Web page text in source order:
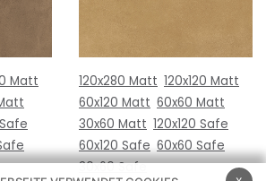
Matt
120x280 Matt 120x120 Matt
60x120 Matt 60x60 Matt
30x60 Matt 120x120 Safe
60x120 Safe 60x60 Safe
30x60 Safe